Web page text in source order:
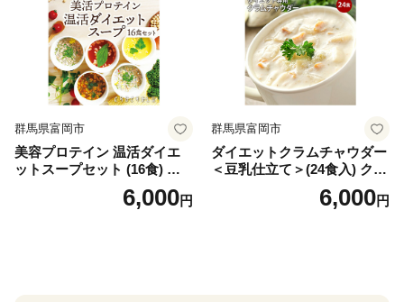
群馬県富岡市
美容プロテイン 温活ダイエ
ットスープセット (16食) 小
分け スープ 食べ比べ セット
詰合せ クラムチャウダー チ
6,000円
群馬県富岡市
ダイエットクラムチャウダー
＜豆乳仕立て＞(24食入) クラ
ムチャウダー 豆乳 ダイエッ
ト スープ プロテイン たんぱ
6,000円